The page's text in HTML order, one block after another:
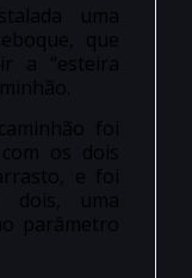
uma
que
a “esteira
foi
os dois
e foi
dois, uma
parâmetro